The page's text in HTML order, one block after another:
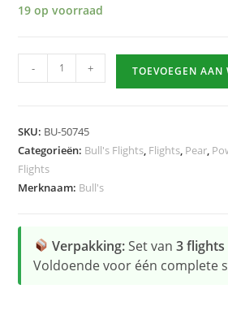
19 op voorraad
Powerflite
L100
Black
hoeveelheid
- + TOEVOEGEN
SKU: BU-50745
Categorieën: Bull's Flights, Flights, Pear,
Flights
Merknaam: Bull's
Verpakking:Set van 3 flights
Voldoende voor één complete